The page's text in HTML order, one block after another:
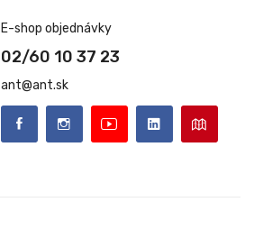
E-shop objednávky
02/60 10 37 23
ant@ant.sk